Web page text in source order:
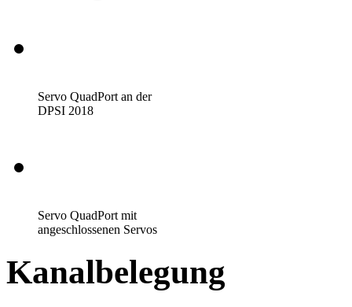
Servo QuadPort an der
DPSI 2018
Servo QuadPort mit
angeschlossenen Servos
Kanalbelegung